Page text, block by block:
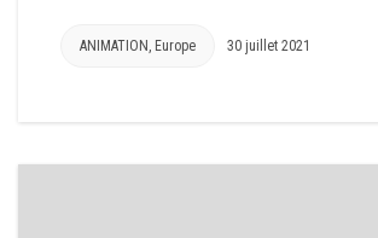
ANIMATION Europe 30 juillet 2021